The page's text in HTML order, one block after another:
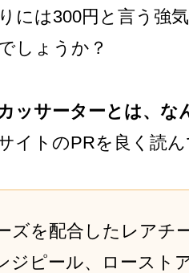
には300円と言う強
しょうか？
カッサーターとは、な
イトのPRを良く読
ズを配合したレアチ
ジピール、ロースト